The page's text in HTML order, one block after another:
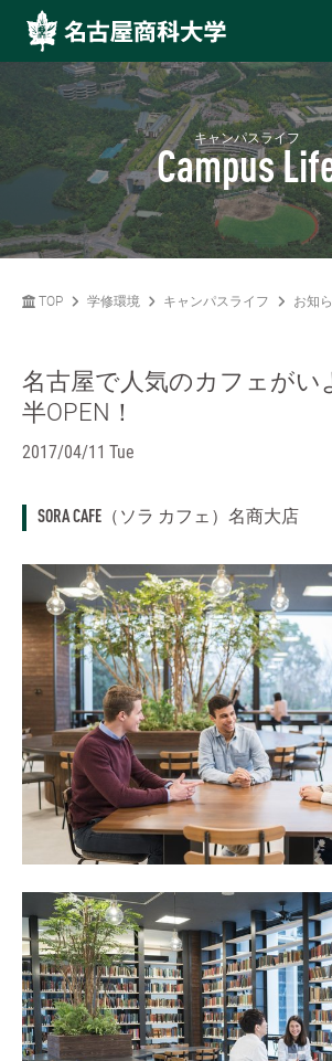
キャンパスライフ
Campus
TOP 学修環境 キャンパスライフ お知
名古屋で人気のカフェがい
半OPEN！
2017/04/11 Tue
SORA CAFE（ソラ カフェ）名商大店